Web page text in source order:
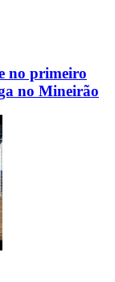
no primeiro
no Mineirão